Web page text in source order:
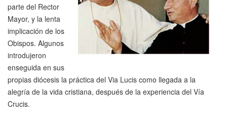
parte del Rector
Mayor, y la lenta
implicación de los
Obispos. Algunos
introdujeron
enseguida en sus
propias diócesis la práctica del Via Lucis como llegada a la
alegría de la vida cristiana, después de la experiencia del Vía
Crucis.